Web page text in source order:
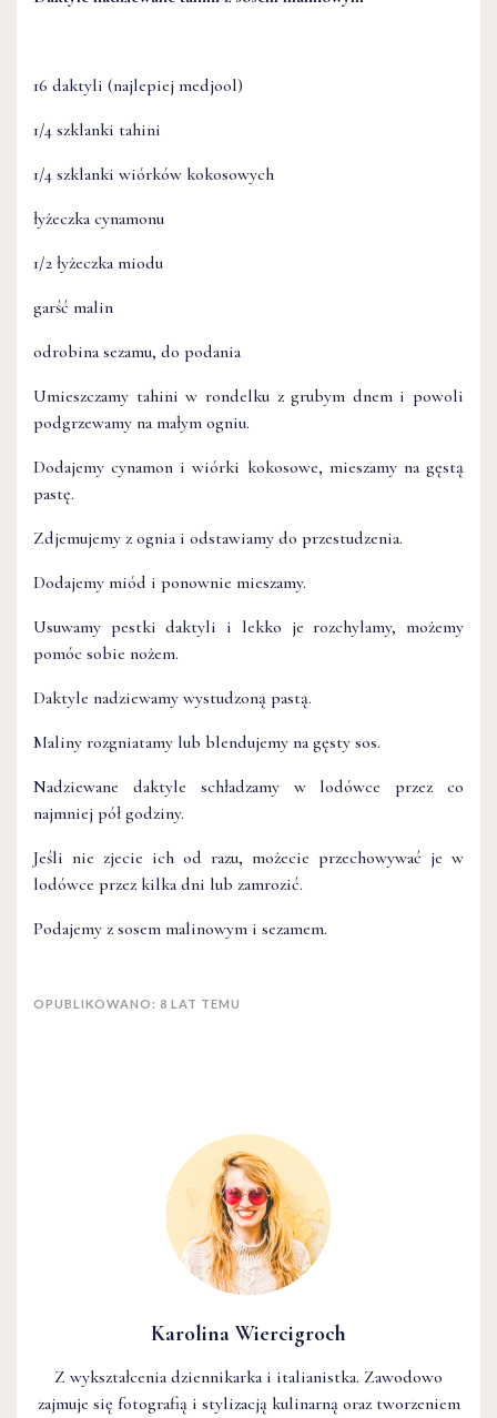
Karolina Wiercigroch
Z wykształcenia dziennikarka i italianistka. Zawodowo
zajmuje się fotografią i stylizacją kulinarną oraz tworzeniem
16 daktyli (najlepiej medjool)
1/4 szklanki tahini
1/4 szklanki wiórków kokosowych
łyżeczka cynamonu
1/2 łyżeczka miodu
garść malin
odrobina sezamu, do podania
Umieszczamy tahini w rondelku z grubym dnem i powoli
podgrzewamy na małym ogniu.
Dodajemy cynamon i wiórki kokosowe, mieszamy na gęstą
pastę.
Zdjemujemy z ognia i odstawiamy do przestudzenia.
Dodajemy miód i ponownie mieszamy.
Usuwamy pestki daktyli i lekko je rozchylamy, możemy
pomóc sobie nożem.
Daktyle nadziewamy wystudzoną pastą.
Maliny rozgniatamy lub blendujemy na gęsty sos.
Nadziewane daktyle schładzamy w lodówce przez co
najmniej pół godziny.
Jeśli nie zjecie ich od razu, możecie przechowywać je w
lodówce przez kilka dni lub zamrozić.
Podajemy z sosem malinowym i sezamem.
OPUBLIKOWANO: 8 LAT TEMU